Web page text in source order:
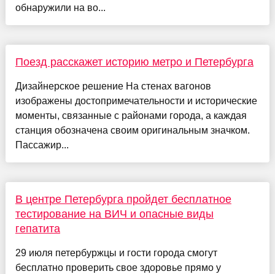
обнаружили на во...
Поезд расскажет историю метро и Петербурга
Дизайнерское решение На стенах вагонов
изображены достопримечательности и исторические
моменты, связанные с районами города, а каждая
станция обозначена своим оригинальным значком.
Пассажир...
В центре Петербурга пройдет бесплатное
тестирование на ВИЧ и опасные виды
гепатита
29 июля петербуржцы и гости города смогут
бесплатно проверить свое здоровье прямо у